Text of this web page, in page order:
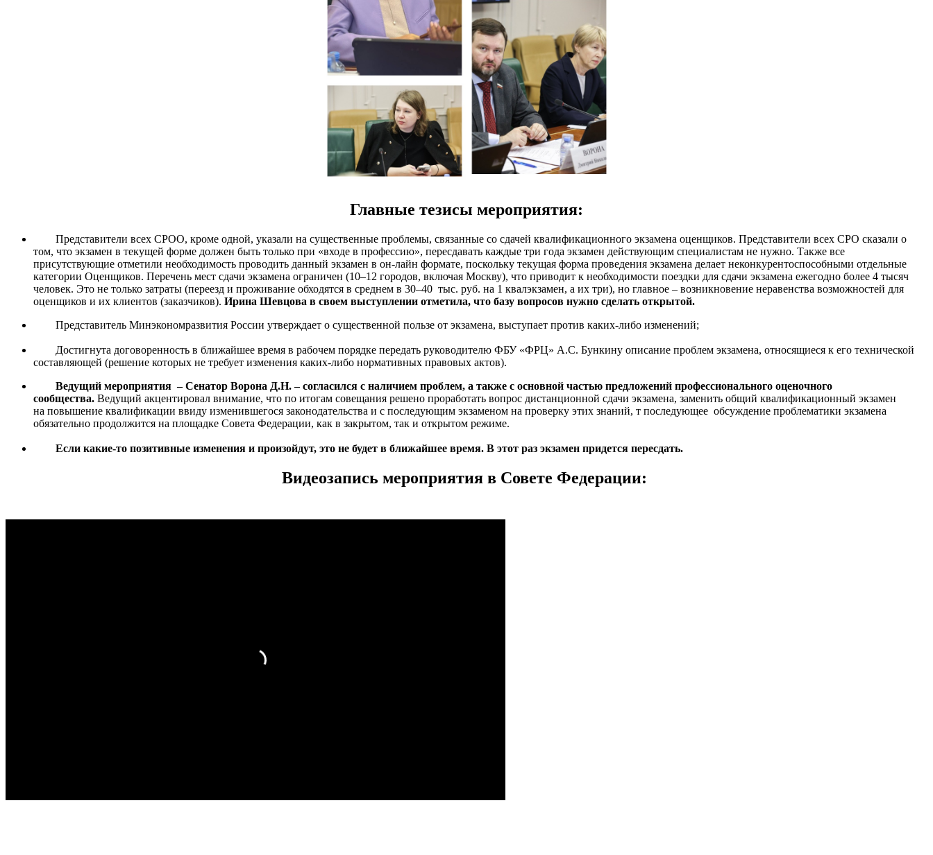
Главные тезисы мероприятия:
Представители всех СРОО, кроме одной, указали на существенные проблемы, связанные со сдачей квалификационного экзамена оценщиков. Представители всех СРО сказали о
том, что экзамен в текущей форме должен быть только при «входе в профессию», пересдавать каждые три года экзамен действующим специалистам не нужно. Также все
присутствующие отметили необходимость проводить данный экзамен в он-лайн формате, поскольку текущая форма проведения экзамена делает неконкурентоспособными отдельные
категории Оценщиков. Перечень мест сдачи экзамена ограничен (10–12 городов, включая Москву), что приводит к необходимости поездки для сдачи экзамена ежегодно более 4 тысяч
человек. Это не только затраты (переезд и проживание обходятся в среднем в 30–40 тыс. руб. на 1 квалэкзамен, а их три), но главное – возникновение неравенства возможностей для
оценщиков и их клиентов (заказчиков). Ирина Шевцова в своем выступлении отметила, что базу вопросов нужно сделать открытой.
Представитель Минэкономразвития России утверждает о существенной пользе от экзамена, выступает против каких-либо изменений;
Достигнута договоренность в ближайшее время в рабочем порядке передать руководителю ФБУ «ФРЦ» А.С. Бункину описание проблем экзамена, относящиеся к его технической
составляющей (решение которых не требует изменения каких-либо нормативных правовых актов).
Ведущий мероприятия – Сенатор Ворона Д.Н. – согласился с наличием проблем, а также с основной частью предложений профессионального оценочного
сообщества. Ведущий акцентировал внимание, что по итогам совещания решено проработать вопрос дистанционной сдачи экзамена, заменить общий квалификационный экзамен
на повышение квалификации ввиду изменившегося законодательства и с последующим экзаменом на проверку этих знаний, т последующее обсуждение проблематики экзамена
обязательно продолжится на площадке Совета Федерации, как в закрытом, так и открытом режиме.
Если какие-то позитивные изменения и произойдут, это не будет в ближайшее время. В этот раз экзамен придется пересдать.
Видеозапись мероприятия в Совете Федерации: